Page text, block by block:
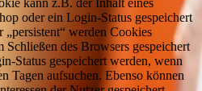
kann z.B. der Inhalt eines
oder ein Login-Status gespeichert
„persistent“ werden Cookies
Schließen des Browsers gespeichert
Status gespeichert werden, wenn
Tagen aufsuchen. Ebenso können